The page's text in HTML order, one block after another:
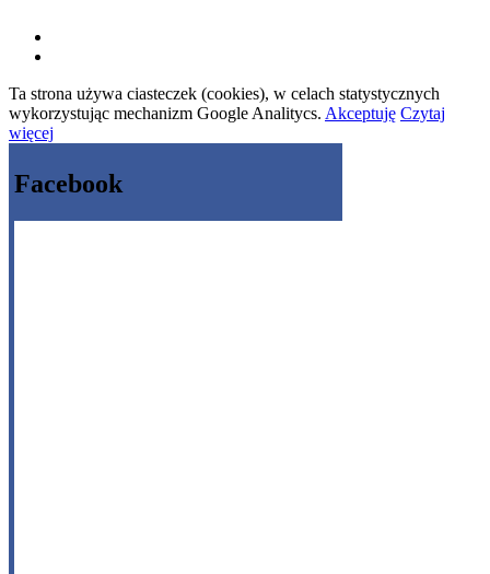
Ta strona używa ciasteczek (cookies), w celach statystycznych
wykorzystując mechanizm Google Analitycs. Akceptuję Czytaj
więcej
Facebook